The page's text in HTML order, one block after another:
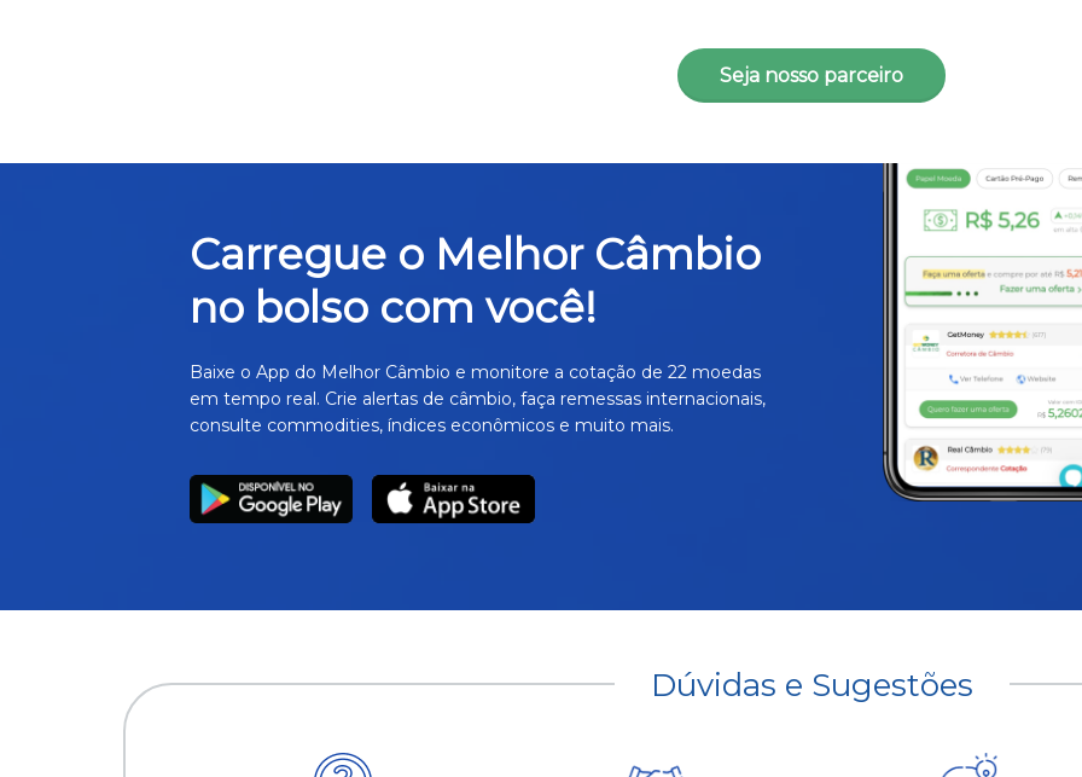
Seja nosso parceiro
Carregue o Melhor Câmbio
no bolso com você!
Baixe o App do Melhor Câmbio e monitore a cotação de 22 moedas
em tempo real. Crie alertas de câmbio, faça remessas internacionais,
consulte commodities, índices econômicos e muito mais.
Dúvidas e Sugestões